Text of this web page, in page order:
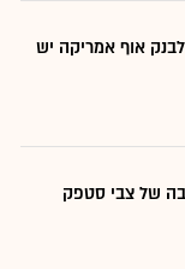
אוף אמריקה יש
של צבי סטפק